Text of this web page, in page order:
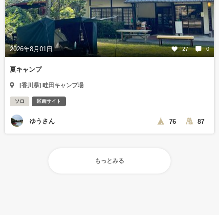
2026年8月01日 27 0
夏キャンプ
[香川県] 畦田キャンプ場
ソロ 区画サイト
ゆうさん 76 87
もっとみる